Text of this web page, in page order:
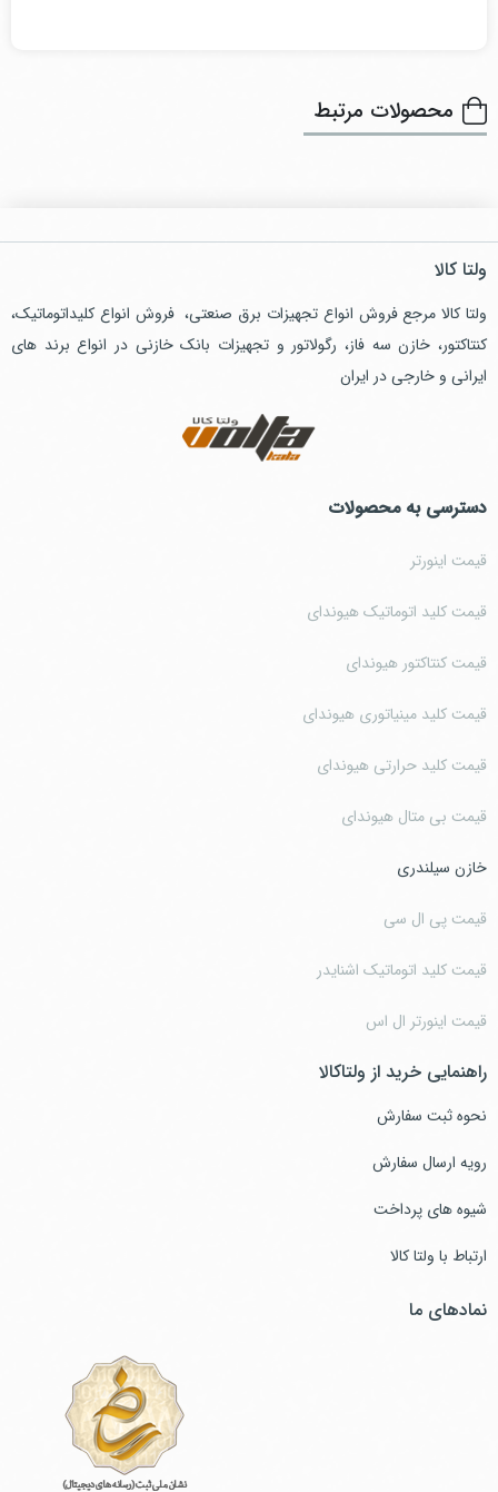
محصولات مرتبط
ولتا کالا
ولتا کالا مرجع فروش انواع تجهیزات برق صنعتی، فروش انواع کلیداتوماتیک،
کنتاکتور، خازن سه فاز، رگولاتور و تجهیزات بانک خازنی در انواع برند های
ایرانی و خارجی در ایران
دسترسی به محصولات
قیمت اینورتر
قیمت کلید اتوماتیک هیوندای
قیمت کنتاکتور هیوندای
قیمت کلید مینیاتوری هیوندای
قیمت کلید حرارتی هیوندای
قیمت بی متال هیوندای
خازن سیلندری
قیمت پی ال سی
قیمت کلید اتوماتیک اشنایدر
قیمت اینورتر ال اس
راهنمایی خرید از ولتاکالا
نحوه ثبت سفارش
رویه ارسال سفارش
شیوه های پرداخت
ارتباط با ولتا کالا
نمادهای ما